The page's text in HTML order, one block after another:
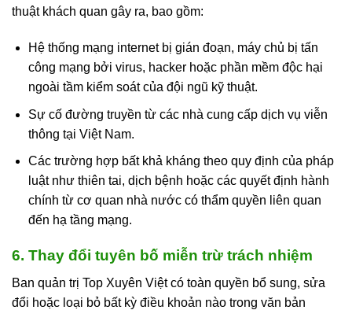
thuật khách quan gây ra, bao gồm:
Hệ thống mạng internet bị gián đoạn, máy chủ bị tấn
công mạng bởi virus, hacker hoặc phần mềm độc hại
ngoài tầm kiểm soát của đội ngũ kỹ thuật.
Sự cố đường truyền từ các nhà cung cấp dịch vụ viễn
thông tại Việt Nam.
Các trường hợp bất khả kháng theo quy định của pháp
luật như thiên tai, dịch bệnh hoặc các quyết định hành
chính từ cơ quan nhà nước có thẩm quyền liên quan
đến hạ tầng mạng.
6. Thay đổi tuyên bố miễn trừ trách nhiệm
Ban quản trị Top Xuyên Việt có toàn quyền bổ sung, sửa
đổi hoặc loại bỏ bất kỳ điều khoản nào trong văn bản